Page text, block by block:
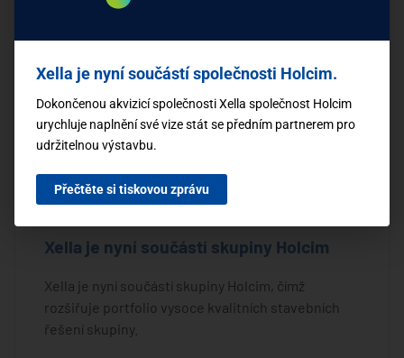
Xella je nyní součástí skupiny Holcim
Xella je nyní součástí skupiny Holcim, čímž
rozšiřuje portfolio vysoce kvalitních stavebních
řešení skupiny.
Xella je nyní součástí společnosti Holcim.
Dokončenou akvizicí společnosti Xella společnost Holcim
urychluje naplnění své vize stát se předním partnerem pro
udržitelnou výstavbu.
Přečtěte si tiskovou zprávu